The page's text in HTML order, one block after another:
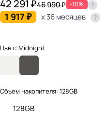
42 291 ₽46 990 ₽ -10%
1 917 ₽ x 36 месяцев
Цвет: Midnight
Объем накопителя: 128GB
128GB